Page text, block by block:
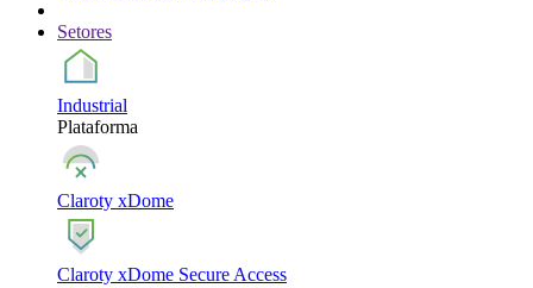
Setores
Industrial
Plataforma
Claroty xDome
Claroty xDome Secure Access